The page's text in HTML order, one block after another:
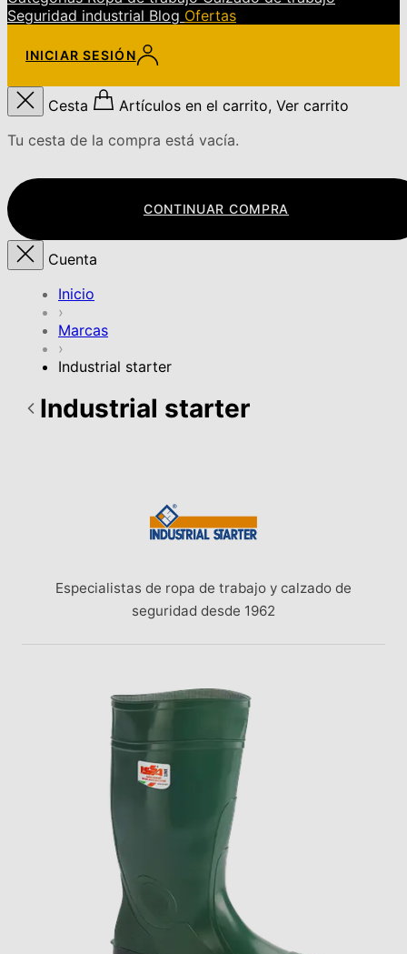
Seguridad industrial Blog Ofertas
INICIAR SESIÓN
Cesta
Artículos en el carrito, Ver carrito
Tu cesta de la compra está vacía.
CONTINUAR COMPRA
Cuenta
Inicio
›
Marcas
›
Industrial starter
Industrial starter
Especialistas de ropa de trabajo y calzado de
seguridad desde 1962